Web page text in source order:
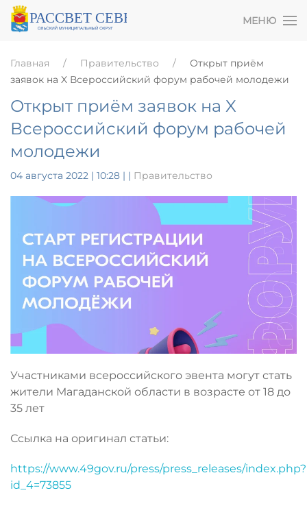
МЕНЮ
Главная Правительство
Открыт приём
заявок на X Всероссийский форум рабочей молодежи
Открыт приём заявок на X
Всероссийский форум рабочей
молодежи
04 августа 2022 | 10:28 | | Правительство
Участниками всероссийского эвента могут стать
жители Магаданской области в возрасте от 18 до
35 лет
Ссылка на оригинал статьи:
https://www.49gov.ru/press/press_releases/index.php?
id_4=73855